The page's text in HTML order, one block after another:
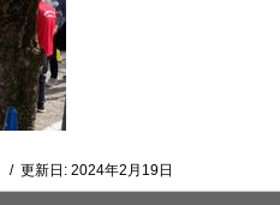
/ 更新日: 2024年2月19日